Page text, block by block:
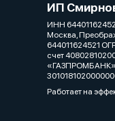
ИП
ИНН
Москва,
644011624521
счет
«ГАЗПРОМБАНК»
Работает на